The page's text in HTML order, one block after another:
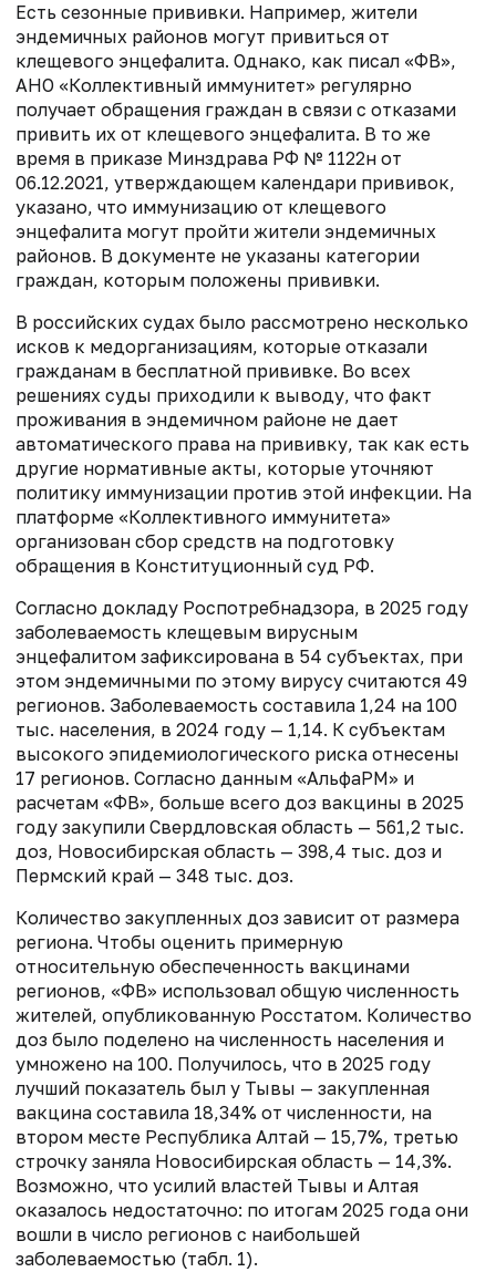
Есть сезонные прививки. Например, жители
эндемичных районов могут привиться от
клещевого энцефалита. Однако, как писал «ФВ»,
АНО «Коллективный иммунитет» регулярно
получает обращения граждан в связи с отказами
привить их от клещевого энцефалита. В то же
время в приказе Минздрава РФ № 1122н от
06.12.2021, утверждающем календари прививок,
указано, что иммунизацию от клещевого
энцефалита могут пройти жители эндемичных
районов. В документе не указаны категории
граждан, которым положены прививки.
В российских судах было рассмотрено несколько
исков к медорганизациям, которые отказали
гражданам в бесплатной прививке. Во всех
решениях суды приходили к выводу, что факт
проживания в эндемичном районе не дает
автоматического права на прививку, так как есть
другие нормативные акты, которые уточняют
политику иммунизации против этой инфекции. На
платформе «Коллективного иммунитета»
организован сбор средств на подготовку
обращения в Конституционный суд РФ.
Согласно докладу Роспотребнадзора, в 2025 году
заболеваемость клещевым вирусным
энцефалитом зафиксирована в 54 субъектах, при
этом эндемичными по этому вирусу считаются 49
регионов. Заболеваемость составила 1,24 на 100
тыс. населения, в 2024 году — 1,14. К субъектам
высокого эпидемиологического риска отнесены
17 регионов. Согласно данным «АльфаРМ» и
расчетам «ФВ», больше всего доз вакцины в 2025
году закупили Свердловская область — 561,2 тыс.
доз, Новосибирская область — 398,4 тыс. доз и
Пермский край — 348 тыс. доз.
Количество закупленных доз зависит от размера
региона. Чтобы оценить примерную
относительную обеспеченность вакцинами
регионов, «ФВ» использовал общую численность
жителей, опубликованную Росстатом. Количество
доз было поделено на численность населения и
умножено на 100. Получилось, что в 2025 году
лучший показатель был у Тывы — закупленная
вакцина составила 18,34% от численности, на
втором месте Республика Алтай — 15,7%, третью
строчку заняла Новосибирская область — 14,3%.
Возможно, что усилий властей Тывы и Алтая
оказалось недостаточно: по итогам 2025 года они
вошли в число регионов с наибольшей
заболеваемостью (табл. 1).